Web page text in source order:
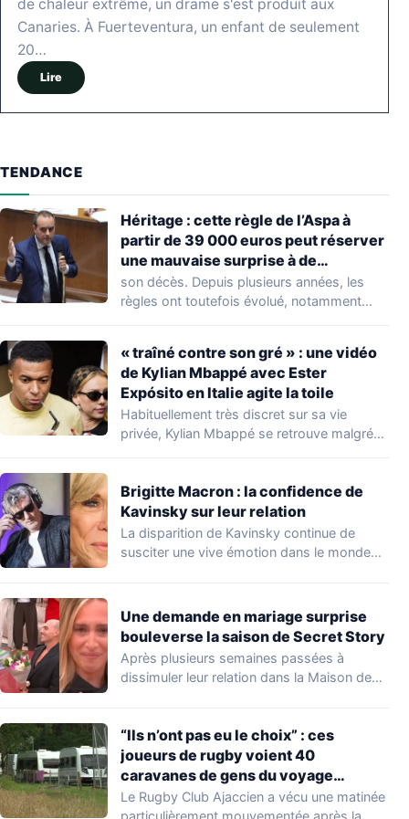
de chaleur extrême, un drame s'est produit aux
Canaries. À Fuerteventura, un enfant de seulement
20…
Lire
TENDANCE
Héritage : cette règle de l’Aspa à
partir de 39 000 euros peut réserver
une mauvaise surprise à de
nombreuses familles
son décès. Depuis plusieurs années, les
règles ont toutefois évolué, notamment
« traîné contre son gré » : une vidéo
de Kylian Mbappé avec Ester
Expósito en Italie agite la toile
Habituellement très discret sur sa vie
privée, Kylian Mbappé se retrouve malgré
Brigitte Macron : la confidence de
Kavinsky sur leur relation
La disparition de Kavinsky continue de
susciter une vive émotion dans le monde
Une demande en mariage surprise
bouleverse la saison de Secret Story
Après plusieurs semaines passées à
dissimuler leur relation dans la Maison des
“Ils n’ont pas eu le choix” : ces
joueurs de rugby voient 40
caravanes de gens du voyage
s’installer dans leur stade, ils les
délogent en moins d’1 heure
Le Rugby Club Ajaccien a vécu une matinée
particulièrement mouvementée après la